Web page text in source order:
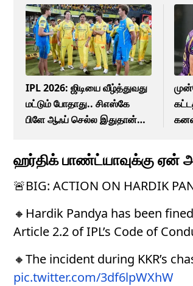
IPL 2026: ஜிடியை வீழ்த்துவது
மட்டும் போதாது.. சிஎஸ்கே
பிளே ஆஃப் செல்ல இதுதான்
ஹர்திக் பாண்ட்யாவுக்கு ஏன்
🚨BIG: ACTION ON HARDIK
🔸Hardik Pandya has been
Article 2.2 of IPL’s Code of
🔸The incident during KKR’s
pic.twitter.com/3df6lpWXhW